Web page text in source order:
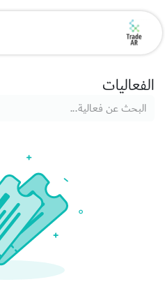
تخطي للذهاب إلى المحتوى
الفعاليات